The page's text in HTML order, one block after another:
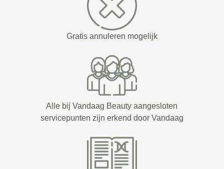
Gratis annuleren mogelijk
Alle bij Vandaag Beauty aangesloten
servicepunten zijn erkend door Vandaag